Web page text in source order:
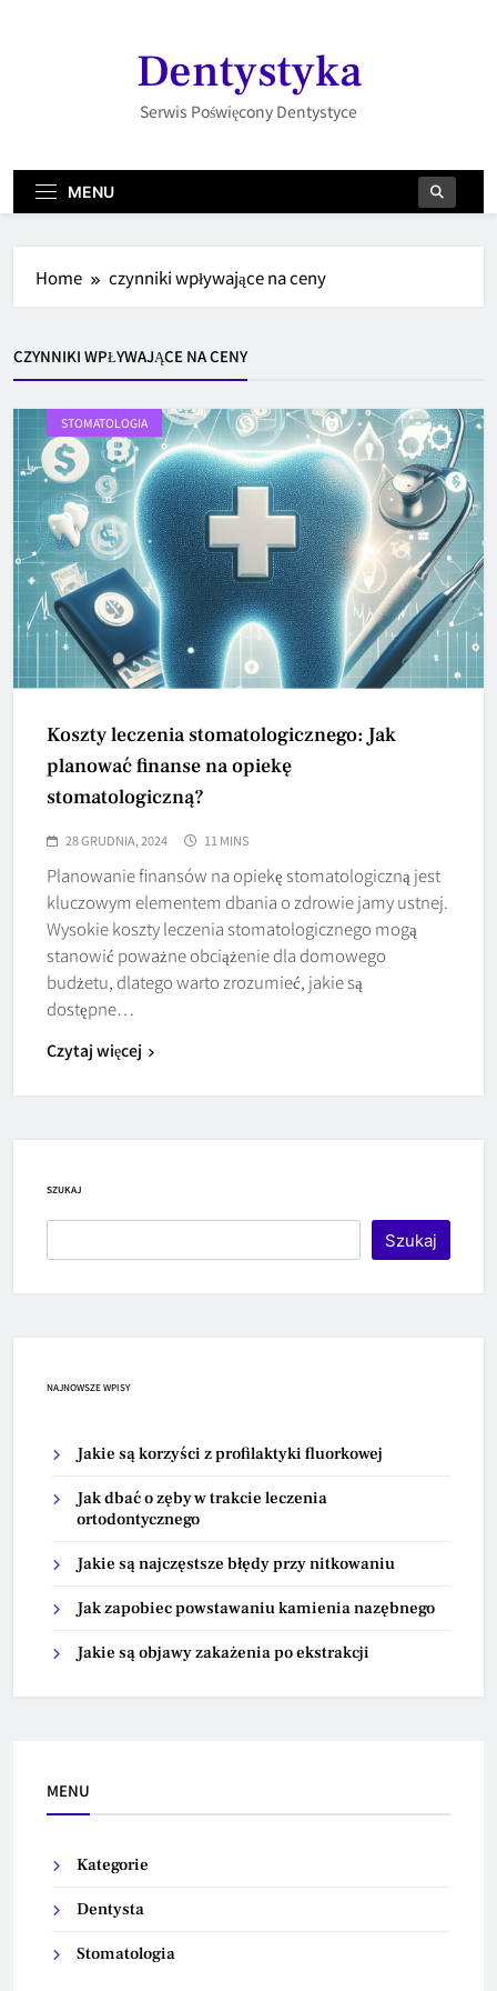
Dentystyka
Serwis Poświęcony Dentystyce
MENU
Home czynniki wpływające na ceny
CZYNNIKI WPŁYWAJĄCE NA CENY
STOMATOLOGIA
Koszty leczenia stomatologicznego: Jak
planować finanse na opiekę
stomatologiczną?
28 GRUDNIA, 2024 11 MINS
Planowanie finansów na opiekę stomatologiczną jest
kluczowym elementem dbania o zdrowie jamy ustnej.
Wysokie koszty leczenia stomatologicznego mogą
stanowić poważne obciążenie dla domowego
budżetu, dlatego warto zrozumieć, jakie są
dostępne…
Czytaj więcej
SZUKAJ
Szukaj
NAJNOWSZE WPISY
Jakie są korzyści z profilaktyki fluorkowej
Jak dbać o zęby w trakcie leczenia
ortodontycznego
Jakie są najczęstsze błędy przy nitkowaniu
Jak zapobiec powstawaniu kamienia nazębnego
Jakie są objawy zakażenia po ekstrakcji
MENU
Kategorie
Dentysta
Stomatologia